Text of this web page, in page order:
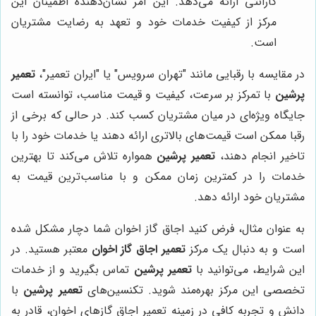
مرکز از کیفیت خدمات خود و تعهد به رضایت مشتریان
است.
در مقایسه با رقبایی مانند "تهران سرویس" یا "ایران تعمیر"، تعمیر
پرشین با تمرکز بر سرعت، کیفیت و قیمت مناسب، توانسته است
جایگاه ویژه‌ای در میان مشتریان کسب کند. در حالی که برخی از
رقبا ممکن است قیمت‌های بالاتری ارائه دهند یا خدمات خود را با
تاخیر انجام دهند، تعمیر پرشین همواره تلاش می‌کند تا بهترین
خدمات را در کمترین زمان ممکن و با مناسب‌ترین قیمت به
مشتریان خود ارائه دهد.
به عنوان مثال، فرض کنید اجاق گاز اخوان شما دچار مشکل شده
است و به دنبال یک مرکز تعمیر اجاق گاز اخوان معتبر هستید. در
این شرایط، می‌توانید باتعمیر پرشین تماس بگیرید و از خدمات
تخصصی این مرکز بهره‌مند شوید. تکنسین‌هایتعمیر پرشین با
دانش و تجربه کافی در زمینه تعمیر اجاق گازهای اخوان، قادر به